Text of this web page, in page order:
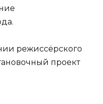
режиссёрского
проект